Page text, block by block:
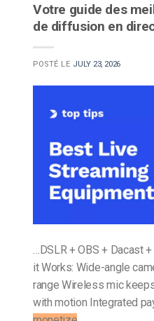
Votre guide des
de diffusion en
POSTÉ LE JULY 23, 2026
…DSLR + OBS + Dacast
it Works: Wide-angle
range Wireless mic
with motion Integrated